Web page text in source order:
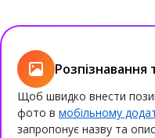
Розпізнавання
Щоб швидко внести
фото в мобільному
запропонує назву та